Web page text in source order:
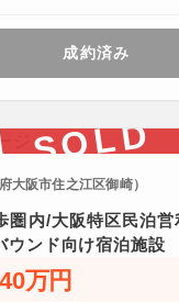
成約済み
SOLD
大阪市住之江区御崎）
圏内/大阪特区民泊
ウンド向け宿泊施設
万円